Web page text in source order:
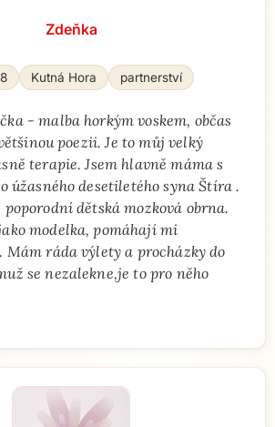
Zdeňka
Kutná Hora partnerství
- malba horkým voskem, občas
poezii. Je to můj velký
terapie. Jsem hlavně máma s
úžasného desetiletého syna Štíra .
dětská mozková obrna.
modelka, pomáhají mi
Mám ráda výlety a procházky do
se nezalekne,je to pro něho